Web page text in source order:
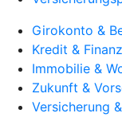
Girokonto &
Kredit &
Immobilie &
Zukunft &
Versicherung